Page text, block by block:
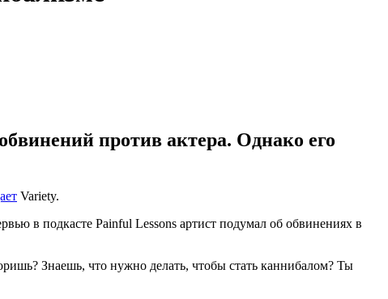
против актера. Однако его
Variety.
в подкасте Painful Lessons артист подумал об обвинениях в
Знаешь, что нужно делать, чтобы стать каннибалом? Ты